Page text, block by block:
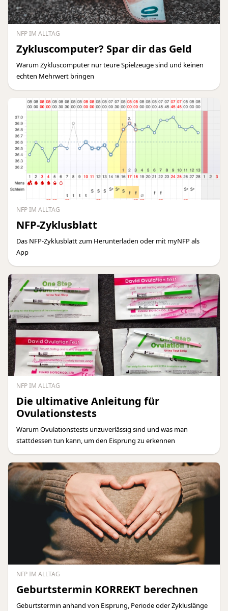
NFP IM ALLTAG
Zykluscomputer? Spar dir das Geld
Warum Zykluscomputer nur teure Spielzeuge sind und keinen
echten Mehrwert bringen
NFP IM ALLTAG
NFP-Zyklusblatt
Das NFP-Zyklusblatt zum Herunterladen oder mit myNFP als
App
NFP IM ALLTAG
Die ultimative Anleitung für
Ovulationstests
Warum Ovulationstests unzuverlässig sind und was man
stattdessen tun kann, um den Eisprung zu erkennen
NFP IM ALLTAG
Geburtstermin KORREKT berechnen
Geburtstermin anhand von Eisprung, Periode oder Zykluslänge